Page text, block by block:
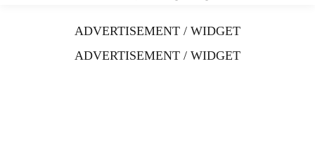
ADVERTISEMENT / WIDGET
ADVERTISEMENT / WIDGET